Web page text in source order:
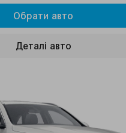
Обрати авто
Деталi авто